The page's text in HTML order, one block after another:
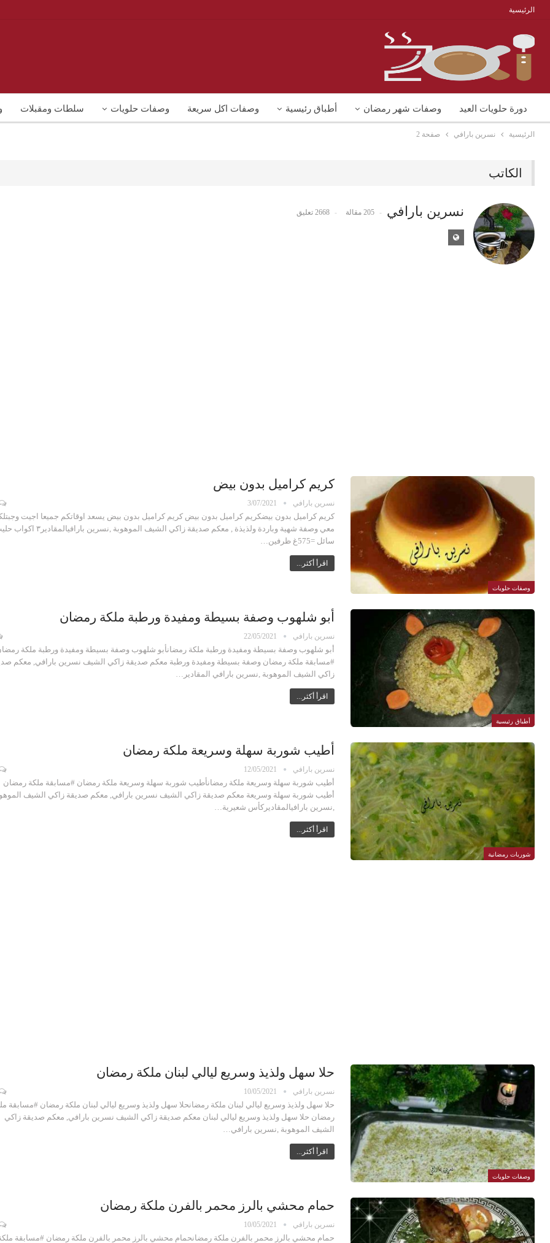
الرئيسية
دورة حلويات العيد وصفات شهر رمضان أطباق رئيسية وصفات اكل سريعة وصفات حلويات سلطات ومقبلات
منوعات شوربات وصفات اكل دايت الرئيسية نسرين بارافي صفحة 2
الكاتب
نسرين بارافي 205 مقالة 2668 تعليق
وصفات حلويات
كريم كراميل بدون بيض
نسرين بارافي 3/07/2021
كريم كراميل بدون بيضكريم كراميل بدون بيض كريم كراميل بدون بيض يسعد اوقاتكم جميعا اجيت
معي وصفة شهية وباردة ولذيذة , معكم صديقة زاكي الشيف الموهوبة ,نسرين
سائل =575غ ظرفين…
اقرأ أكثر...
أطباق رئيسية
أبو شلهوب وصفة بسيطة ومفيدة ورطبة ملكة رمضان
نسرين بارافي 22/05/2021
أبو شلهوب وصفة بسيطة ومفيدة ورطبة ملكة رمضانأبو شلهوب وصفة بسيطة ومفيدة ورطبة ملكة
#مسابقة ملكة رمضان وصفة بسيطة ومفيدة ورطبة معكم صديقة زاكي الشيف نسرين بارافي, معكم
زاكي الشيف الموهوبة ,نسرين بارافي المقادير…
اقرأ أكثر...
شوربات رمضانية
أطيب شوربة سهلة وسريعة ملكة رمضان
نسرين بارافي 12/05/2021
أطيب شوربة سهلة وسريعة ملكة رمضانأطيب شوربة سهلة وسريعة ملكة رمضان #مسابقة ملكة رمضان
أطيب شوربة سهلة وسريعة معكم صديقة زاكي الشيف نسرين بارافي, معكم صديقة زاكي الشيف
,نسرين بارافيالمقاديركأس شعيرية…
اقرأ أكثر...
وصفات حلويات
حلا سهل ولذيذ وسريع ليالي لبنان ملكة رمضان
نسرين بارافي 10/05/2021
حلا سهل ولذيذ وسريع ليالي لبنان ملكة رمضانحلا سهل ولذيذ وسريع ليالي لبنان ملكة رمضان #مسابقة
رمضان حلا سهل ولذيذ وسريع ليالي لبنان معكم صديقة زاكي الشيف نسرين بارافي, معكم صديقة زاكي
الشيف الموهوبة ,نسرين بارافي…
اقرأ أكثر...
حمام محشي بالرز محمر بالفرن ملكة رمضان
نسرين بارافي 10/05/2021
حمام محشي بالرز محمر بالفرن ملكة رمضانحمام محشي بالرز محمر بالفرن ملكة رمضان #مسابقة